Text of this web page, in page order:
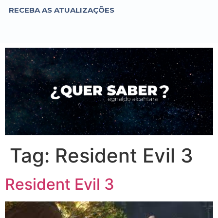
RECEBA AS ATUALIZAÇÕES
Tag: Resident Evil 3
Resident Evil 3